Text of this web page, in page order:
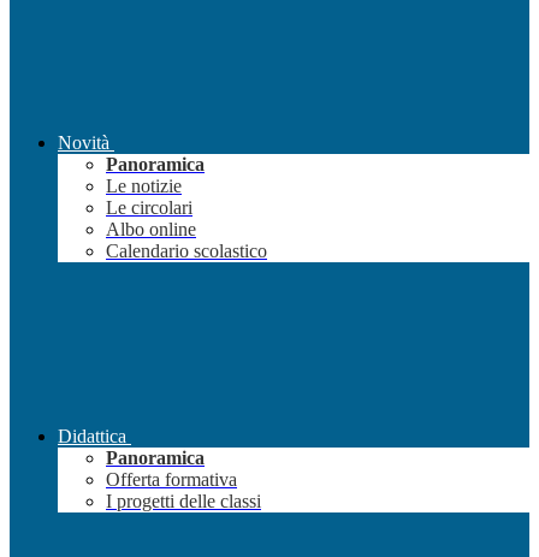
Novità
Panoramica
Le notizie
Le circolari
Albo online
Calendario scolastico
Didattica
Panoramica
Offerta formativa
I progetti delle classi